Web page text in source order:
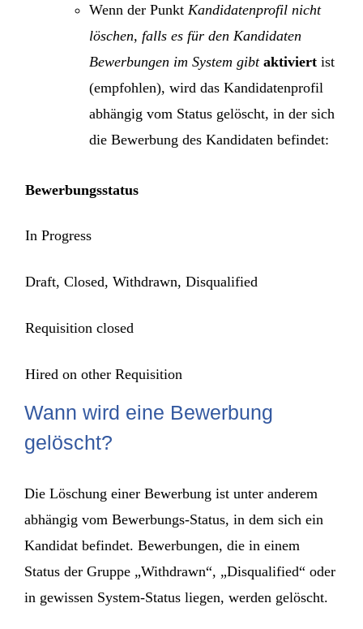
Wenn der Punkt Kandidatenprofil nicht
löschen, falls es für den Kandidaten
Bewerbungen im System gibt aktiviert ist
(empfohlen), wird das Kandidatenprofil
abhängig vom Status gelöscht, in der sich
die Bewerbung des Kandidaten befindet:
Bewerbungsstatus
In Progress
Draft, Closed, Withdrawn, Disqualified
Requisition closed
Hired on other Requisition
Wann wird eine Bewerbung
gelöscht?
Die Löschung einer Bewerbung ist unter anderem
abhängig vom Bewerbungs-Status, in dem sich ein
Kandidat befindet. Bewerbungen, die in einem
Status der Gruppe „Withdrawn“, „Disqualified“ oder
in gewissen System-Status liegen, werden gelöscht.